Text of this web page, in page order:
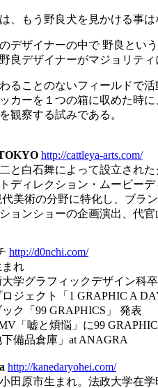
、もう野良犬を見かける事は
デザイナーの中で 野良とい
良デザイナーがマジョリテ
ることのないフィールドで活
カーを１つの箱に収めた時に
観察する試みである。
http://cattleya-arts.com/
と白石舞によって設立され
ディレクション・ムービー
代美術の分野に特化し、ブラ
ョンショーの企画演出、代
http://d0nchi.com/
まれ
大学グラフィックデザイン科卒
ロジェクト「1 GRAPHIC A
ク「99 GRAPHICS」 発表
「嘘と煩悩」に99
備品倉庫」at ANAGRA
http://kanedaryohei.com/
田原市生まれ。法政大学在